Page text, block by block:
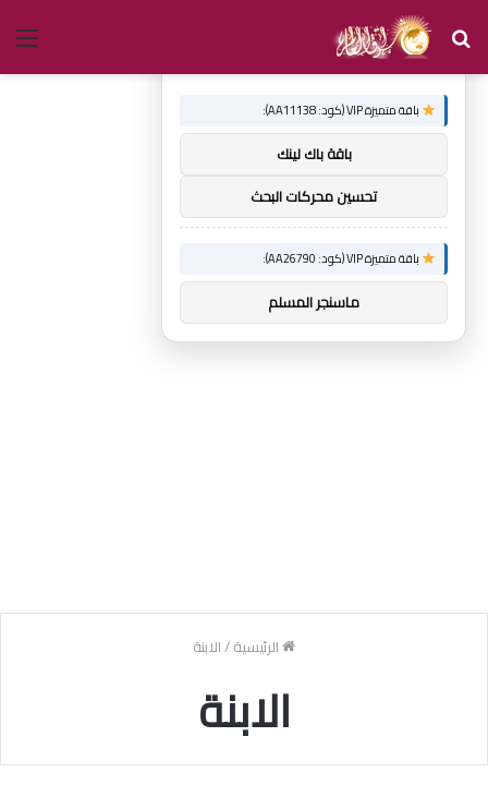
بحث
عن
الرئيسية/الابنة
الابنة
توصيات :
باقة متميزة VIP (كود: AA11138):
باقة باك لينك
تحسين محركات البحث
باقة متميزة VIP (كود: AA26790):
ماسنجر المسلم